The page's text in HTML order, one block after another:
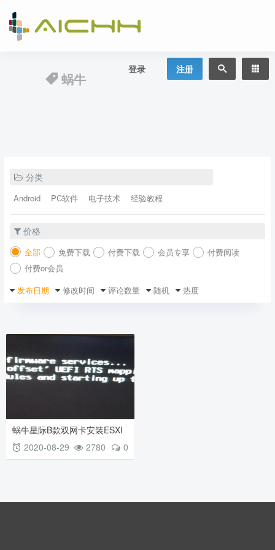
登录 注册
蜗牛
分类
Android PC软件 电子技术 经验教程
价格
全部 免费下载 付费下载 会员专享
付费阅读
付费or会员
发布日期
修改时间 评论数量 随机 热度
蜗牛星际B款双网卡安装ESXI
2020-08-29
0
2780